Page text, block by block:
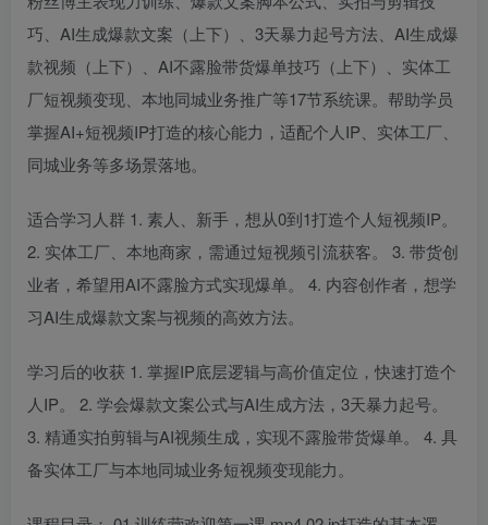
巧、AI生成爆款文案（上下）、3天暴力起号方法、AI生成爆
款视频（上下）、AI不露脸带货爆单技巧（上下）、实体工
厂短视频变现、本地同城业务推广等17节系统课。帮助学员
掌握AI+短视频IP打造的核心能力，适配个人IP、实体工厂、
同城业务等多场景落地。
适合学习人群 1. 素人、新手，想从0到1打造个人短视频IP。
2. 实体工厂、本地商家，需通过短视频引流获客。 3. 带货创
业者，希望用AI不露脸方式实现爆单。 4. 内容创作者，想学
习AI生成爆款文案与视频的高效方法。
学习后的收获 1. 掌握IP底层逻辑与高价值定位，快速打造个
人IP。 2. 学会爆款文案公式与AI生成方法，3天暴力起号。
3. 精通实拍剪辑与AI视频生成，实现不露脸带货爆单。 4. 具
备实体工厂与本地同城业务短视频变现能力。